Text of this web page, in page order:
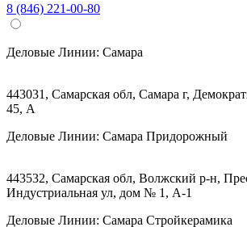
8 (846) 221-00-80
Деловые Линии: Самара
443031, Самарская обл, Самара г,
45, А
Деловые Линии: Самара Придорожный
443532, Самарская обл, Волжский р-н,
Индустриальная ул, дом № 1, А-1
Деловые Линии: Самара Стройкерамика